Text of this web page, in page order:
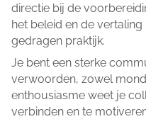
directie bij de
het beleid en de
gedragen praktijk.
Je bent een sterke
verwoorden, zowel
enthousiasme weet je
verbinden en te